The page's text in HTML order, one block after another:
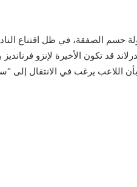
حسم الصفقة، في ظل اقتناع
قد تكون الأخيرة لإنزو
اللاعب يرغب في الانتقال إلى